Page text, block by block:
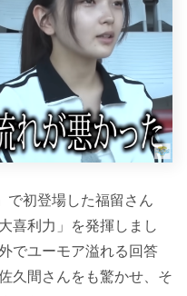
で初登場した福留さん
喜利力」を発揮しまし
でユーモア溢れる回答
久間さんをも驚かせ、そ